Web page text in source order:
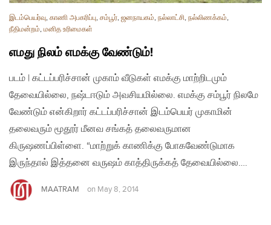
இடம்பெயர்வு, காணி அபகரிப்பு, சம்பூர், ஜனநாயகம், நல்லாட்சி, நல்லிணக்கம்,
நீதிமன்றம், மனித உரிமைகள்
எமது நிலம் எமக்கு வேண்டும்!
படம் | கட்டப்பரிச்சான் முகாம் வீடுகள் எமக்கு மாற்றிடமும்
தேவையில்லை, நஷ்டஈடும் அவசியமில்லை. எமக்கு சம்பூர் நிலமே
வேண்டும் என்கிறார் கட்டப்பரிச்சான் இடம்பெயர் முகாமின்
தலைவரும் மூதூர் மீனவ சங்கத் தலைவருமான
கிருஷணப்பிள்ளை. “மாற்றுக் காணிக்கு போகவேண்டுமாக
இருந்தால் இத்தனை வருஷம் காத்திருக்கத் தேவையில்லை….
MAATRAM on May 8, 2014